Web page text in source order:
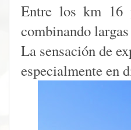
Entre los km 16
combinando
La sensación de
especialmente en